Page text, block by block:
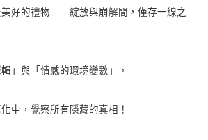
美好的禮物——綻放與崩解間，僅存一線之
」與「情感的環境變數」，
中，覺察所有隱藏的真相！